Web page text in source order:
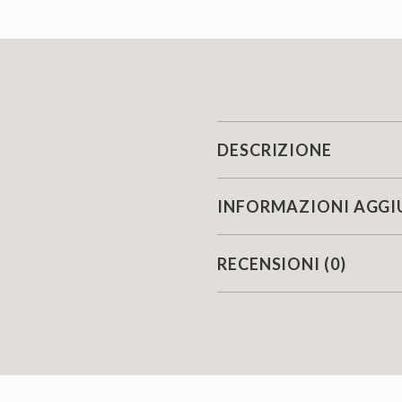
DESCRIZIONE
INFORMAZIONI
RECENSIONI (0)